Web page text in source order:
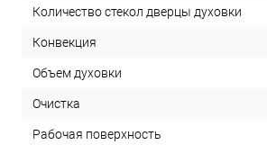
Количество стекол дверцы духовки
Конвекция
Объем духовки
Очистка
Рабочая поверхность